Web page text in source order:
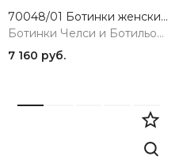
70048/01 Ботинки женские черный Rieker
Ботинки Челси и Ботильоны
7 160 руб.